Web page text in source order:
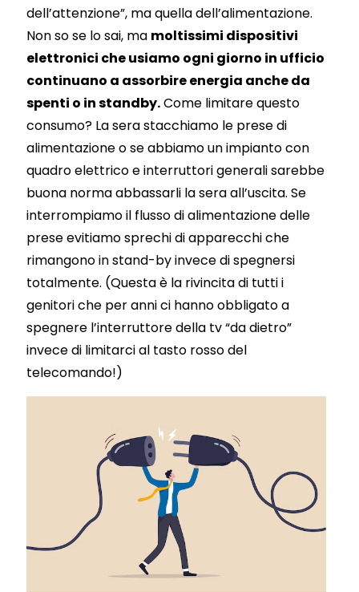
dell’attenzione”, ma quella dell’alimentazione.
Non so se lo sai, ma moltissimi dispositivi
elettronici che usiamo ogni giorno in ufficio
continuano a assorbire energia anche da
spenti o in standby.Come limitare questo
consumo? La sera stacchiamo le prese di
alimentazione o se abbiamo un impianto con
quadro elettrico e interruttori generali sarebbe
buona norma abbassarli la sera all’uscita. Se
interrompiamo il flusso di alimentazione delle
prese evitiamo sprechi di apparecchi che
rimangono in stand-by invece di spegnersi
totalmente. (Questa è la rivincita di tutti i
genitori che per anni ci hanno obbligato a
spegnere l’interruttore della tv “da dietro”
invece di limitarci al tasto rosso del
telecomando!)